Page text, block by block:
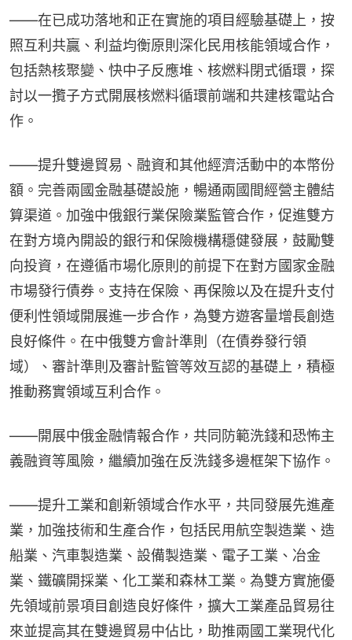
——在已成功落地和正在實施的項目經驗基礎上，按
照互利共贏、利益均衡原則深化民用核能領域合作，
包括熱核聚變、快中子反應堆、核燃料閉式循環，探
討以一攬子方式開展核燃料循環前端和共建核電站合
作。
——提升雙邊貿易、融資和其他經濟活動中的本幣份
額。完善兩國金融基礎設施，暢通兩國間經營主體結
算渠道。加強中俄銀行業保險業監管合作，促進雙方
在對方境內開設的銀行和保險機構穩健發展，鼓勵雙
向投資，在遵循市場化原則的前提下在對方國家金融
市場發行債券。支持在保險、再保險以及在提升支付
便利性領域開展進一步合作，為雙方遊客量增長創造
良好條件。在中俄雙方會計準則（在債券發行領
域）、審計準則及審計監管等效互認的基礎上，積極
推動務實領域互利合作。
——開展中俄金融情報合作，共同防範洗錢和恐怖主
義融資等風險，繼續加強在反洗錢多邊框架下協作。
——提升工業和創新領域合作水平，共同發展先進產
業，加強技術和生產合作，包括民用航空製造業、造
船業、汽車製造業、設備製造業、電子工業、冶金
業、鐵礦開採業、化工業和森林工業。為雙方實施優
先領域前景項目創造良好條件，擴大工業產品貿易往
來並提高其在雙邊貿易中佔比，助推兩國工業現代化